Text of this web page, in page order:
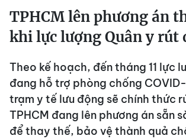
TPHCM lên phương án
khi lực lượng Quân y rút
Theo kế hoạch, đến tháng 11 lực
đang hỗ trợ phòng chống
trạm y tế lưu động sẽ chính thức
TPHCM đang lên phương án sẵn
để thay thế, bảo vệ thành quả